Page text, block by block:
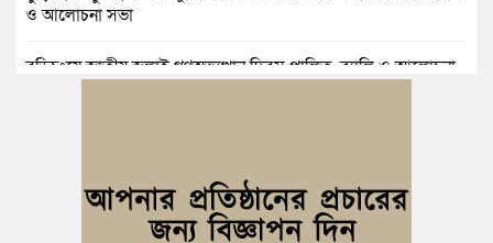
ও আলোচনা সভা
বুড়িচংয়ে জাতীয় জুলাই গণঅভ্যুত্থান দিবস পালিত, র‍্যালি ও আলোচনা
ব্রাহ্মণপাড়ায় প্রবাসীর বাড়িতে বেড়াতে এলেন সৌদির কফিল; এলাকায়